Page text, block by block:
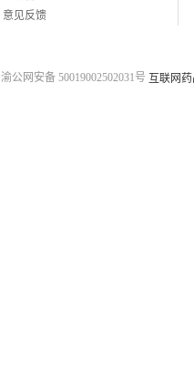
意见反馈
渝公网安备 50019002502031号 互联网